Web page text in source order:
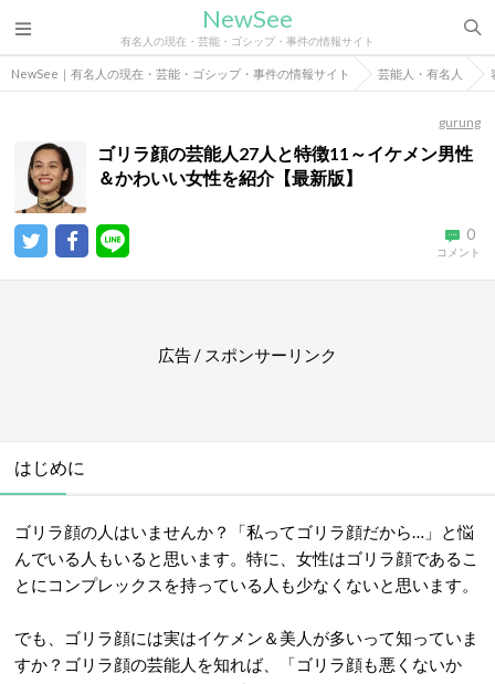
NewSee
有名人の現在・芸能・ゴシップ・事件の情報サイト
NewSee｜有名人の現在・芸能・ゴシップ・事件の情報サイト 芸能人・有名人
gurung
ゴリラ顔の芸能人27人と特徴11～イケメン男性
＆かわいい女性を紹介【最新版】
0
コメント
広告 / スポンサーリンク
はじめに
ゴリラ顔の人はいませんか？「私ってゴリラ顔だから…」と悩
んでいる人もいると思います。特に、女性はゴリラ顔であるこ
とにコンプレックスを持っている人も少なくないと思います。
でも、ゴリラ顔には実はイケメン＆美人が多いって知っていま
すか？ゴリラ顔の芸能人を知れば、「ゴリラ顔も悪くないか